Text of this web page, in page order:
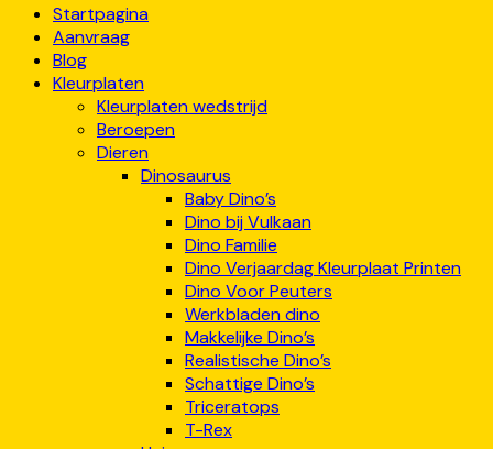
Startpagina
Aanvraag
Blog
Kleurplaten
Kleurplaten wedstrijd
Beroepen
Dieren
Dinosaurus
Baby Dino’s
Dino bij Vulkaan
Dino Familie
Dino Verjaardag Kleurplaat Printen
Dino Voor Peuters
Werkbladen dino
Makkelijke Dino’s
Realistische Dino’s
Schattige Dino’s
Triceratops
T-Rex